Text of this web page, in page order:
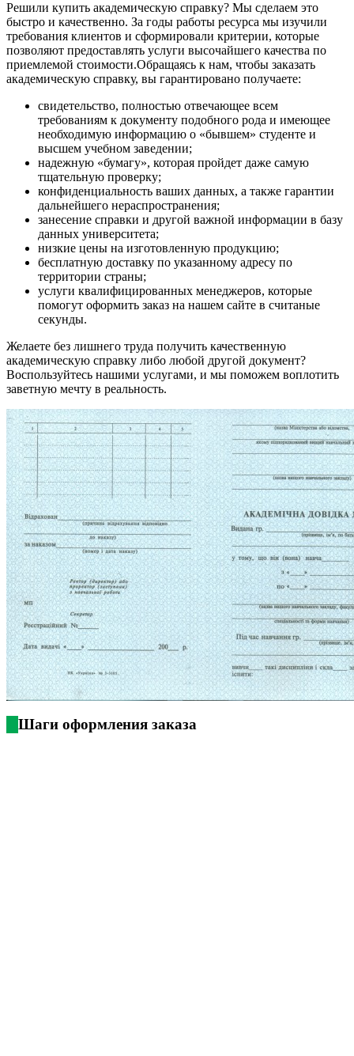
Решили купить академическую справку? Мы сделаем это
быстро и качественно. За годы работы ресурса мы изучили
требования клиентов и сформировали критерии, которые
позволяют предоставлять услуги высочайшего качества по
приемлемой стоимости.Обращаясь к нам, чтобы заказать
академическую справку, вы гарантировано получаете:
свидетельство, полностью отвечающее всем
требованиям к документу подобного рода и имеющее
необходимую информацию о «бывшем» студенте и
высшем учебном заведении;
надежную «бумагу», которая пройдет даже самую
тщательную проверку;
конфиденциальность ваших данных, а также гарантии
дальнейшего нераспространения;
занесение справки и другой важной информации в базу
данных университета;
низкие цены на изготовленную продукцию;
бесплатную доставку по указанному адресу по
территории страны;
услуги квалифицированных менеджеров, которые
помогут оформить заказ на нашем сайте в считаные
секунды.
Желаете без лишнего труда получить качественную
академическую справку либо любой другой документ?
Воспользуйтесь нашими услугами, и мы поможем воплотить
заветную мечту в реальность.
Шаги оформления заказа